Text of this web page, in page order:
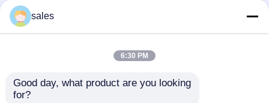
एक बोली का अनुरोध
स्वरयंत्र मुखौटा वायुमार्ग
नवाचार पेटेंटेड संयुक्त डबल
sales
6:30 PM
Good day, what product are you looking
for?